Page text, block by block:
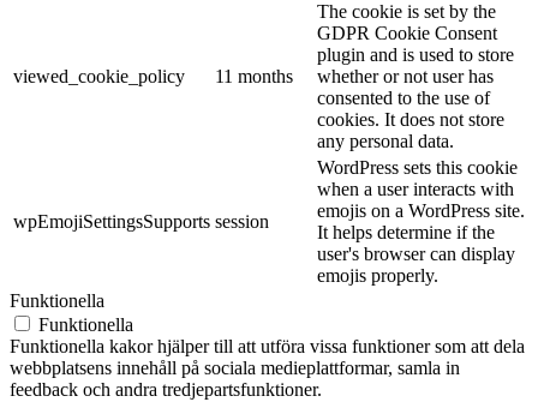
viewed_cookie_policy 11 months
The cookie is set by the
GDPR Cookie Consent
plugin and is used to store
whether or not user has
consented to the use of
cookies. It does not store
any personal data.
wpEmojiSettingsSupports session
WordPress sets this cookie
when a user interacts with
emojis on a WordPress site.
It helps determine if the
user's browser can display
emojis properly.
Funktionella
Funktionella
Funktionella kakor hjälper till att utföra vissa funktioner som att dela
webbplatsens innehåll på sociala medieplattformar, samla in
feedback och andra tredjepartsfunktioner.